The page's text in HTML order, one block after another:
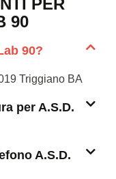
90
90?
Triggiano BA
per A.S.D.
A.S.D.